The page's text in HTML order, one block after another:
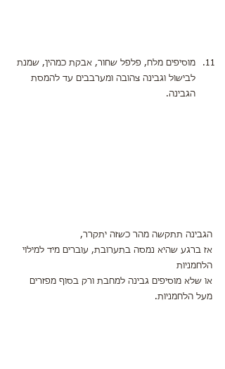
מוסיפים מלח, פלפל שחור, אבקת כמהין, שמנת
לבישול וגבינה צהובה ומערבבים עד להמסת
הגבינה.
הגבינה תתקשה מהר כשזה יתקרר,
אז ברגע שהיא נמסה בתערובת, עוברים מיד למילוי
הלחמניות
או שלא מוסיפים גבינה למחבת ורק בסוף מפזרים
מעל הלחמניות.